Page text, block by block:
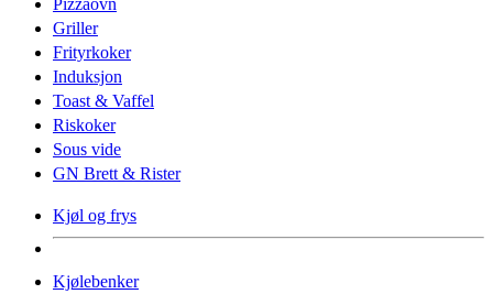
Griller
Frityrkoker
Induksjon
Toast & Vaffel
Riskoker
Sous vide
GN Brett & Rister
Kjøl og frys
Kjølebenker